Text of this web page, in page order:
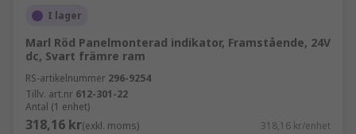
I lager
Marl Röd Panelmonterad indikator, Framstående, 24V
dc, Svart främre ram
RS-artikelnummer 296-9254
Tillv. art.nr 612-301-22
Antal (1 enhet)
318,16 kr(exkl. moms) 318,16 kr/enhet